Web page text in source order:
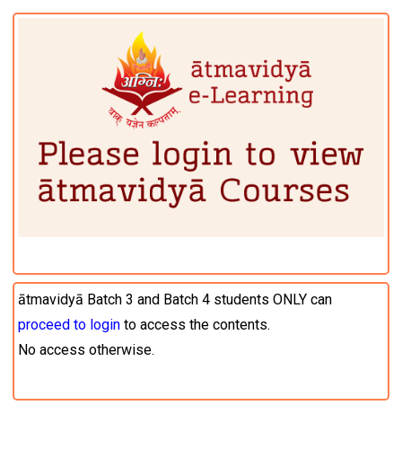
ātmavidyā Batch 3 and Batch 4 students ONLY can
proceed to login to access the contents.
No access otherwise.